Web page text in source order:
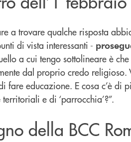
a trovare qualche risposta
di vista interessanti -
a cui tengo sottolineare è
dal proprio credo religioso.
fare educazione. E cosa c’è
e di ‘parrocchia’?”.
della BCC